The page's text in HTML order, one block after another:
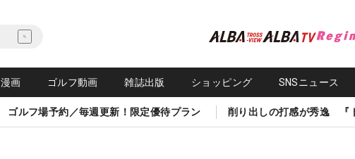
漫画 ゴルフ動画 雑誌出版 ショッピング SNSニュース
ゴルフ場予約／毎週更新！限定優待プラン 削り出しの打感が秀逸 『